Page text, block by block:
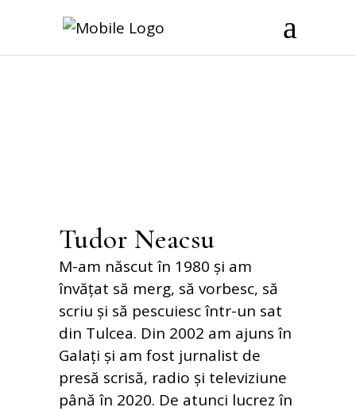
Tudor Neacsu
M-am născut în 1980 și am
învățat să merg, să vorbesc, să
scriu și să pescuiesc într-un sat
din Tulcea. Din 2002 am ajuns în
Galați și am fost jurnalist de
presă scrisă, radio și televiziune
până în 2020. De atunci lucrez în